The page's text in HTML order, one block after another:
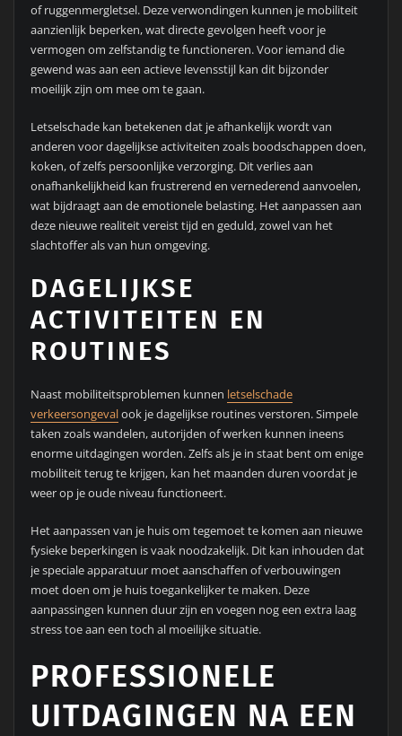
of ruggenmergletsel. Deze verwondingen kunnen je mobiliteit
aanzienlijk beperken, wat directe gevolgen heeft voor je
vermogen om zelfstandig te functioneren. Voor iemand die
gewend was aan een actieve levensstijl kan dit bijzonder
moeilijk zijn om mee om te gaan.
Letselschade kan betekenen dat je afhankelijk wordt van
anderen voor dagelijkse activiteiten zoals boodschappen doen,
koken, of zelfs persoonlijke verzorging. Dit verlies aan
onafhankelijkheid kan frustrerend en vernederend aanvoelen,
wat bijdraagt aan de emotionele belasting. Het aanpassen aan
deze nieuwe realiteit vereist tijd en geduld, zowel van het
slachtoffer als van hun omgeving.
DAGELIJKSE
ACTIVITEITEN EN
ROUTINES
Naast mobiliteitsproblemen kunnen letselschade
verkeersongevalook je dagelijkse routines verstoren. Simpele
taken zoals wandelen, autorijden of werken kunnen ineens
enorme uitdagingen worden. Zelfs als je in staat bent om enige
mobiliteit terug te krijgen, kan het maanden duren voordat je
weer op je oude niveau functioneert.
Het aanpassen van je huis om tegemoet te komen aan nieuwe
fysieke beperkingen is vaak noodzakelijk. Dit kan inhouden dat
je speciale apparatuur moet aanschaffen of verbouwingen
moet doen om je huis toegankelijker te maken. Deze
aanpassingen kunnen duur zijn en voegen nog een extra laag
stress toe aan een toch al moeilijke situatie.
PROFESSIONELE
UITDAGINGEN NA EEN